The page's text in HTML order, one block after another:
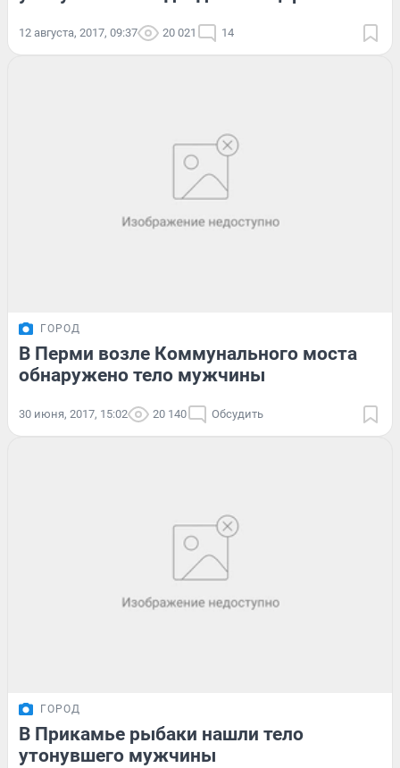
12 августа, 2017, 09:37 20 021 14
ГОРОД
В Перми возле Коммунального моста
обнаружено тело мужчины
30 июня, 2017, 15:02 20 140 Обсудить
ГОРОД
В Прикамье рыбаки нашли тело
утонувшего мужчины